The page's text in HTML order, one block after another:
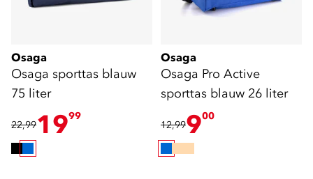
Osaga
Osaga sporttas blauw
75 liter
22,991999
Osaga
Osaga Pro Active
sporttas blauw 26 liter
12,99900